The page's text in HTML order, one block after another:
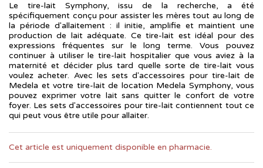
Le tire-lait Symphony, issu de la recherche, a été
spécifiquement conçu pour assister les mères tout au long de
la période d'allaitement : il initie, amplifie et maintient une
production de lait adéquate. Ce tire-lait est idéal pour des
expressions fréquentes sur le long terme. Vous pouvez
continuer à utiliser le tire-lait hospitalier que vous aviez à la
maternité et décider plus tard quelle sorte de tire-lait vous
voulez acheter. Avec les sets d'accessoires pour tire-lait de
Medela et votre tire-lait de location Medela Symphony, vous
pouvez exprimer votre lait sans quitter le confort de votre
foyer. Les sets d'accessoires pour tire-lait contiennent tout ce
qui peut vous être utile pour allaiter.
Cet article est uniquement disponible en pharmacie.